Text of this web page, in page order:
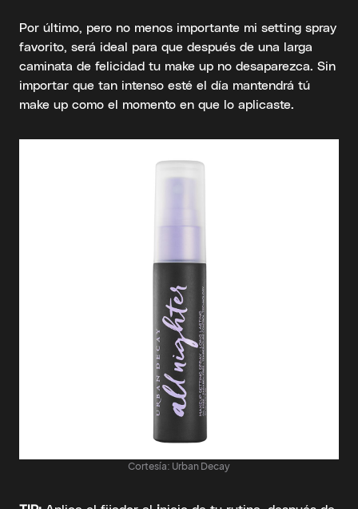
Por último, pero no menos importante mi setting spray
favorito, será ideal para que después de una larga
caminata de felicidad tu make up no desaparezca. Sin
importar que tan intenso esté el día mantendrá tú
make up como el momento en que lo aplicaste.
Cortesía: Urban Decay